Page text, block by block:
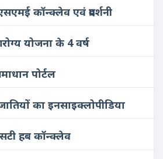
कॉन्क्लेव एवं प्रदर्शनी
योजना के 4 वर्ष
पोर्टल
का इनसाइक्लोपीडिया
हब कॉन्क्लेव